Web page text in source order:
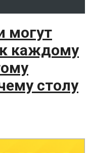
могут
каждому
столу